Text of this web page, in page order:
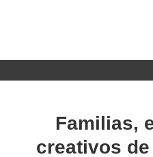
Familias,
creativos